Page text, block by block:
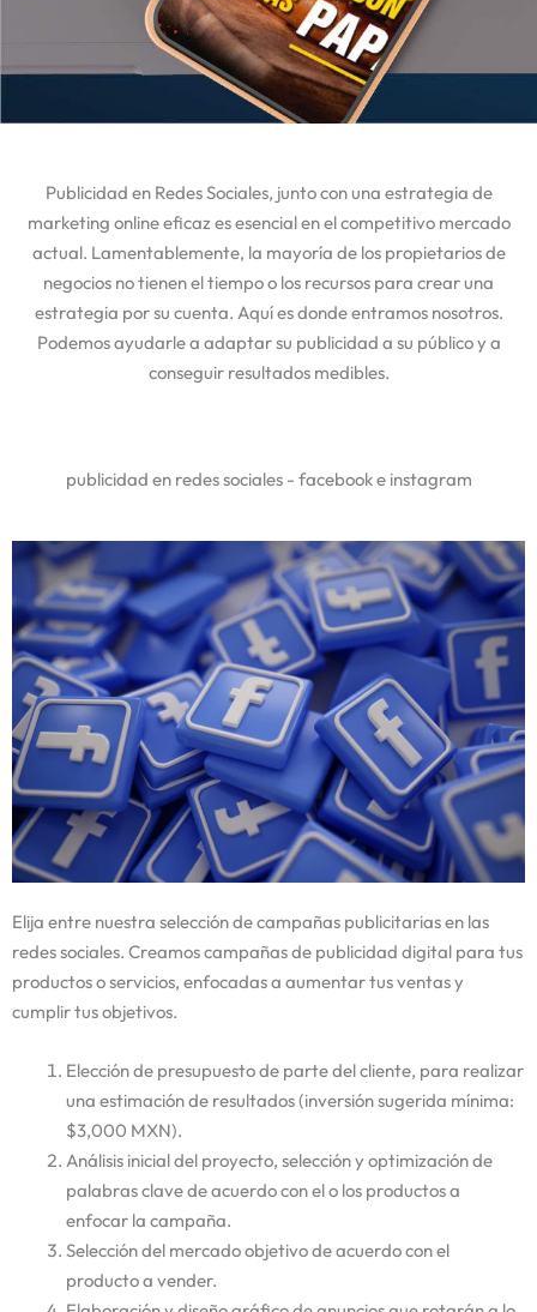
Publicidad en Redes Sociales, junto con una estrategia de
marketing online eficaz es esencial en el competitivo mercado
actual. Lamentablemente, la mayoría de los propietarios de
negocios no tienen el tiempo o los recursos para crear una
estrategia por su cuenta. Aquí es donde entramos nosotros.
Podemos ayudarle a adaptar su publicidad a su público y a
conseguir resultados medibles.
publicidad en redes sociales - facebook e instagram
Elija entre nuestra selección de campañas publicitarias en las
redes sociales. Creamos campañas de publicidad digital para tus
productos o servicios, enfocadas a aumentar tus ventas y
cumplir tus objetivos.
Elección de presupuesto de parte del cliente, para realizar
una estimación de resultados (inversión sugerida mínima:
$3,000 MXN).
Análisis inicial del proyecto, selección y optimización de
palabras clave de acuerdo con el o los productos a
enfocar la campaña.
Selección del mercado objetivo de acuerdo con el
producto a vender.